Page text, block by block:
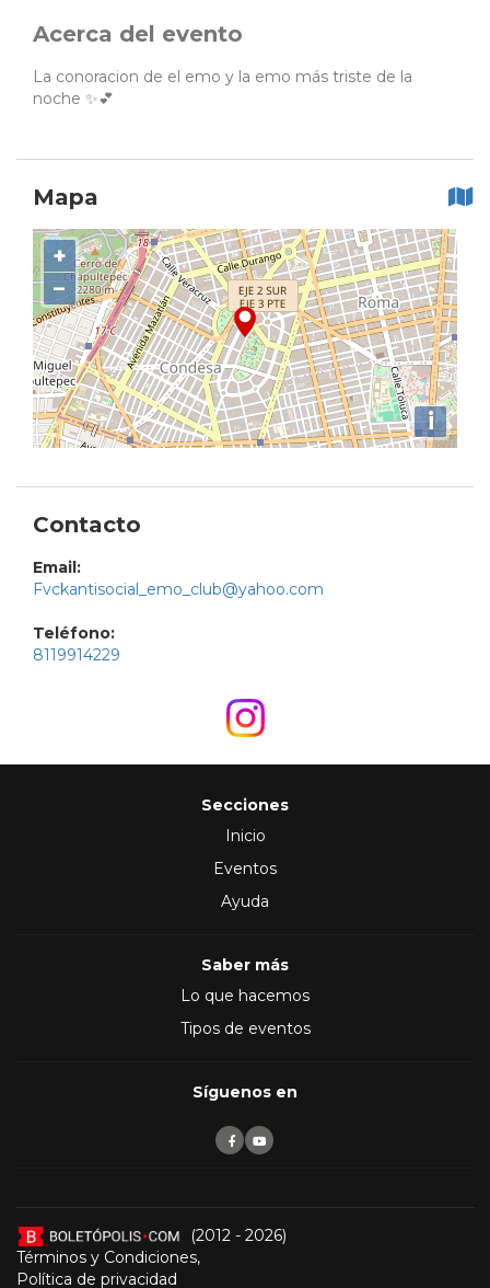
Acerca del evento
La conoracion de el emo y la emo más triste de la
noche ✨💕
Mapa
+
−
i
Contacto
Email:
Fvckantisocial_emo_club@yahoo.com
Teléfono:
8119914229
Secciones
Inicio
Eventos
Ayuda
Saber más
Lo que hacemos
Tipos de eventos
Síguenos en
(2012 - 2026)
Términos y Condiciones,
Política de privacidad